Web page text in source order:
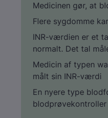
Medicinen gør, at
Flere sygdomme
INR-værdien er et
normalt. Det tal
Medicin af typen
målt sin INR-værdi
En nyere type